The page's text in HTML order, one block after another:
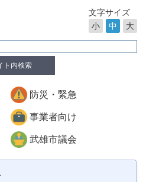
ト内検索
文字サイズ
小
中 大
防災・緊急
事業者向け
武雄市議会